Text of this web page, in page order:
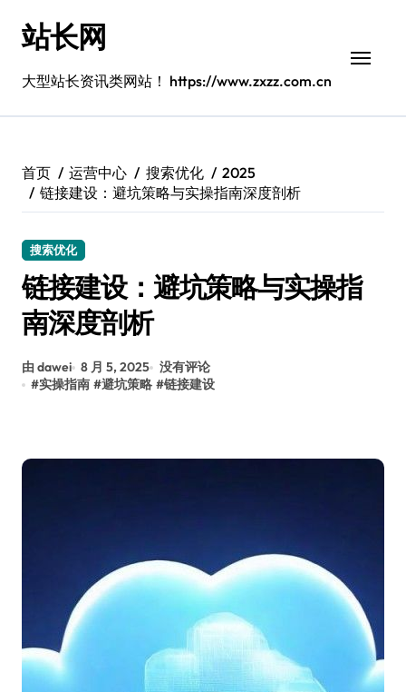
站长网
大型站长资讯类网站！ https://www.zxzz.com.cn
首页 运营中心 搜索优化
2025
链接建设：避坑策略与实操指南深度剖析
搜索优化
链接建设：避坑策略与实操指
南深度剖析
由 dawei 8 月 5, 2025 没有评论
#实操指南 #避坑策略 #链接建设